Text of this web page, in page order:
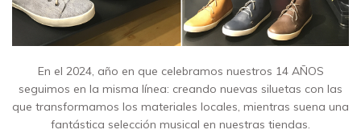
En el 2024, año en que celebramos nuestros 14 AÑOS
seguimos en la misma línea: creando nuevas siluetas con las
que transformamos los materiales locales, mientras suena una
fantástica selección musical en nuestras tiendas.